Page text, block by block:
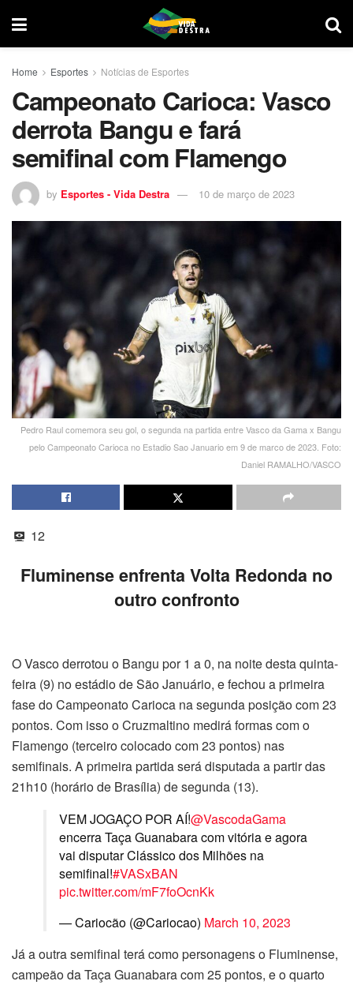
Home Esportes Notícias de Esportes
Campeonato Carioca: Vasco
derrota Bangu e fará
semifinal com Flamengo
by Esportes - Vida Destra 10 de março de 2023
Pedro Raul comemora seu gol, o segunda na partida entre Vasco da Gama x Bangu
pelo Campeonato Carioca no Estadio Sao Januario em 9 de marco de 2023. Foto:
Daniel RAMALHO/VASCO
12
Fluminense enfrenta Volta Redonda no
outro confronto
O Vasco derrotou o Bangu por 1 a 0, na noite desta quinta-
feira (9) no estádio de São Januário, e fechou a primeira
fase do Campeonato Carioca na segunda posição com 23
pontos. Com isso o Cruzmaltino medirá formas com o
Flamengo (terceiro colocado com 23 pontos) nas
semifinais. A primeira partida será disputada a partir das
21h10 (horário de Brasília) de segunda (13).
VEM JOGAÇO POR AÍ!@VascodaGama
encerra Taça Guanabara com vitória e agora
vai disputar Clássico dos Milhões na
semifinal!#VASxBAN
pic.twitter.com/mF7foOcnKk
— Cariocão (@Cariocao) March 10, 2023
Já a outra semifinal terá como personagens o Fluminense,
campeão da Taça Guanabara com 25 pontos, e o quarto